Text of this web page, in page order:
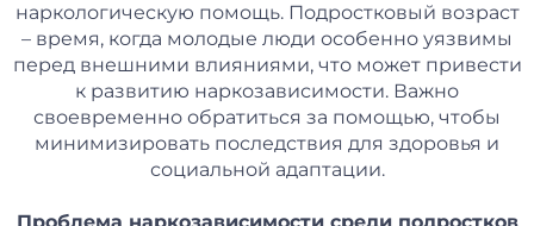
наркологическую помощь. Подростковый возраст
– время, когда молодые люди особенно уязвимы
перед внешними влияниями, что может привести
к развитию наркозависимости. Важно
своевременно обратиться за помощью, чтобы
минимизировать последствия для здоровья и
социальной адаптации.